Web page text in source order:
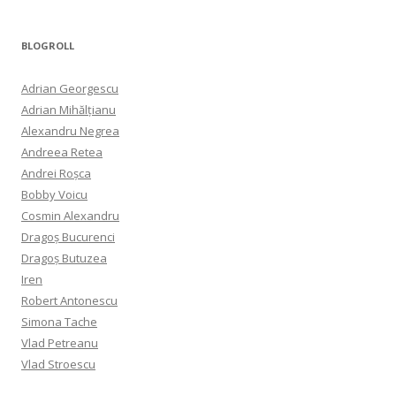
BLOGROLL
Adrian Georgescu
Adrian Mihălțianu
Alexandru Negrea
Andreea Retea
Andrei Roșca
Bobby Voicu
Cosmin Alexandru
Dragoș Bucurenci
Dragoș Butuzea
Iren
Robert Antonescu
Simona Tache
Vlad Petreanu
Vlad Stroescu